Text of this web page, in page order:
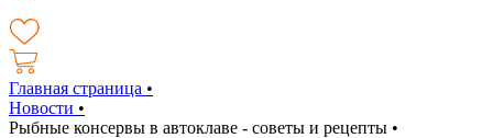
Главная страница •
Новости •
Рыбные консервы в автоклаве - советы и рецепты •